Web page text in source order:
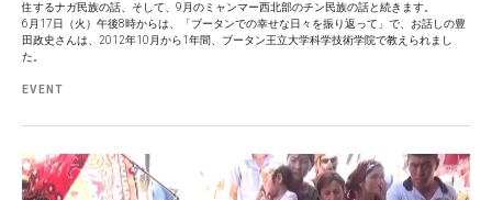
住するナガ民族の話、そして、9月のミャンマー西北部のチン民族の話と続きます。
6月17日（火）午後8時からは、「ブータンでの幸せな日々を振り返って」で、お話しの豊
田政史さんは、2012年10月から1年間、ブータン王立大学科学技術学院で教えられまし
た。
EVENT